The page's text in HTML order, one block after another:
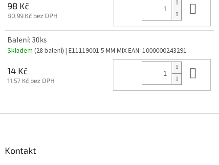
98 Kč
80,99 Kč bez DPH
Balení: 30ks
Skladem (28 balení) | E11119001 5 MM MIXEAN: 1000000243291
14 Kč
11,57 Kč bez DPH
Kontakt